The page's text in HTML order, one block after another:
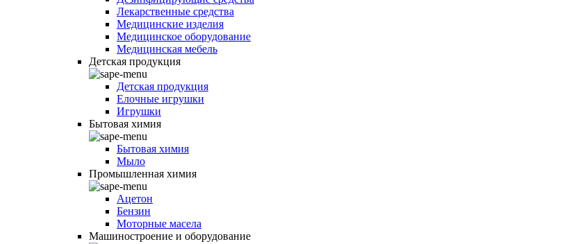
Лекарственные средства
Медицинские изделия
Медицинское оборудование
Медицинская мебель
Детская продукция
Детская продукция
Елочные игрушки
Игрушки
Бытовая химия
Бытовая химия
Мыло
Промышленная химия
Ацетон
Бензин
Моторные масела
Машиностроение и оборудование